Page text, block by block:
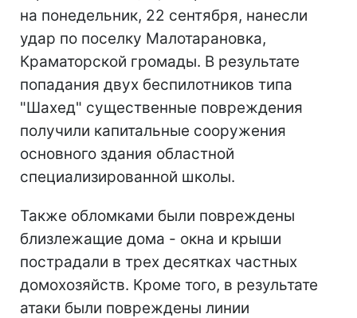
на понедельник, 22 сентября, нанесли
удар по поселку Малотарановка,
Краматорской громады. В результате
попадания двух беспилотников типа
"Шахед" существенные повреждения
получили капитальные сооружения
основного здания областной
специализированной школы.
Также обломками были повреждены
близлежащие дома - окна и крыши
пострадали в трех десятках частных
домохозяйств. Кроме того, в результате
атаки были повреждены линии